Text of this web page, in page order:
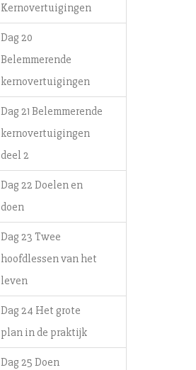
Kernovertuigingen
Dag 20
Belemmerende
kernovertuigingen
Dag 21 Belemmerende
kernovertuigingen
deel 2
Dag 22 Doelen en
doen
Dag 23 Twee
hoofdlessen van het
leven
Dag 24 Het grote
plan in de praktijk
Dag 25 Doen